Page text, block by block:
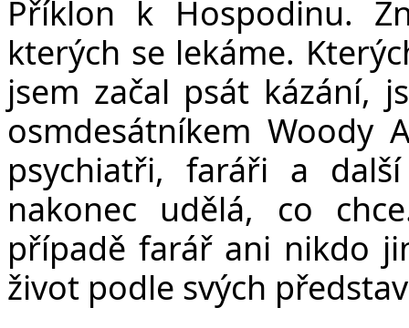
Příklon k Hospodinu.
kterých se lekáme.
jsem začal psát kázání,
osmdesátníkem Woody
psychiatři, faráři a
nakonec udělá, co
případě farář ani nikdo
život podle svých